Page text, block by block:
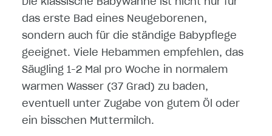
das erste Bad eines Neugeborenen,
sondern auch für die ständige Babypflege
geeignet. Viele Hebammen empfehlen, das
Säugling 1-2 Mal pro Woche in normalem
warmen Wasser (37 Grad) zu baden,
eventuell unter Zugabe von gutem Öl oder
ein bisschen Muttermilch.